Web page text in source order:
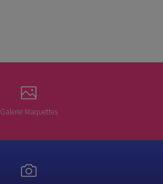
Galerie Maquettes